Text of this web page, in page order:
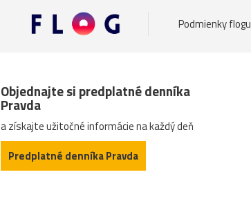
Podmienky flogu
Objednajte si predplatné denníka
Pravda
a získajte užitočné informácie na každý deň
Predplatné denníka Pravda